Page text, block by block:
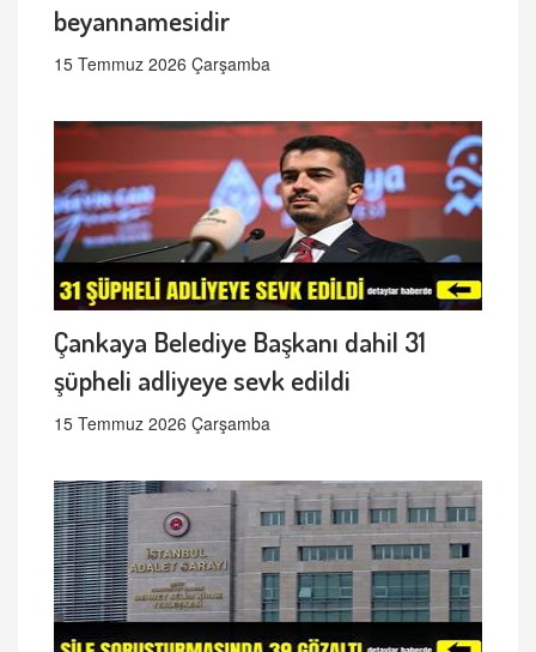
beyannamesidir
15 Temmuz 2026 Çarşamba
Çankaya Belediye Başkanı dahil 31
şüpheli adliyeye sevk edildi
15 Temmuz 2026 Çarşamba